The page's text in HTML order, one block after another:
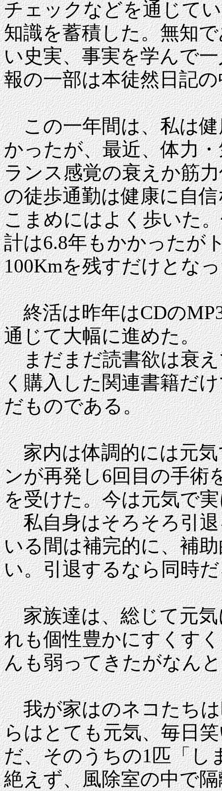
チェックなどを通じて
知識を蓄積した。無知
い史実、事実を学んで
報の一部は本徒然日記
この一年間は、私は健
かったが、最近、体力
ランス感覚の衰えか筋
の徒歩通勤は健康に自
こまめにはよく歩いた
計は6.8年もかかったが
100Kmを残すだけとな
終活は昨年はCDの
通じて大幅に進めた。
まだまだ読書欲は衰え
く購入した関連書籍だ
だものである。
家内は体調的には元気
ンが再発し6回目の手術
を受けた。今は元気で
私自身はそろそろ引退
いる間は補完的に、補
い。引退するなら同時
家族達は、総じて元気
れも個性豊かにすくす
んも弱ってきたがなん
我が家はのネコたちは
らはとても元気、毎日
だ、そのうちの1匹「し
絶えず、風除室の中で